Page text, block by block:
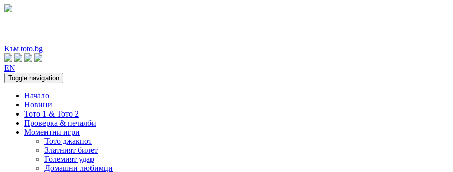
Към toto.bg
EN
Toggle navigation
Начало
Новини
Тото 1 & Тото 2
Проверка & печалби
Моментни игри
Тото джакпот
Златният билет
Големият удар
Домашни любимци